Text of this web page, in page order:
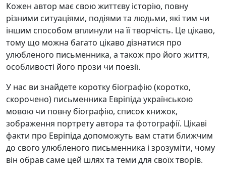
Кожен автор має свою життєву історію, повну
різними ситуаціями, подіями та людьми, які тим чи
іншим способом вплинули на її творчість. Це цікаво,
тому що можна багато цікаво дізнатися про
улюбленого письменника, а також про його життя,
особливості його прози чи поезії.
У нас ви знайдете коротку біографію (коротко,
скорочено) письменника Евріпіда українською
мовою чи повну біографію, список книжок,
зображення портрету автора та фотографії. Цікаві
факти про Евріпіда допоможуть вам стати ближчим
до свого улюбленого письменника і зрозуміти, чому
він обрав саме цей шлях та теми для своїх творів.